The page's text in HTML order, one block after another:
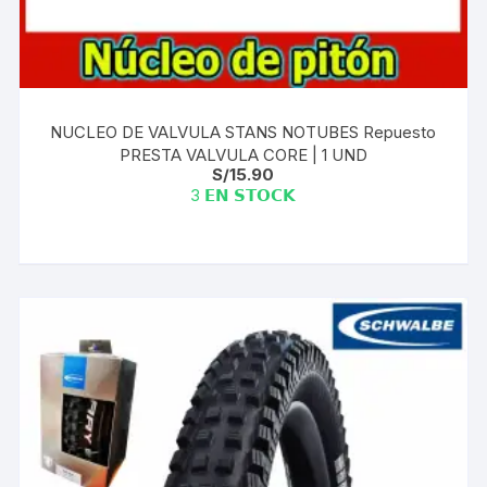
NUCLEO DE VALVULA STANS NOTUBES Repuesto
PRESTA VALVULA CORE | 1 UND
S/15.90
3 𝗘𝗡 𝗦𝗧𝗢𝗖𝗞